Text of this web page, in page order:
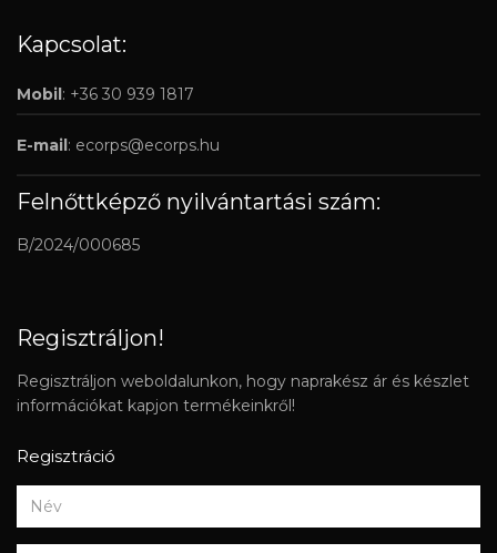
Kapcsolat:
Mobil: +36 30 939 1817
E-mail: ecorps@ecorps.hu
Felnőttképző nyilvántartási szám:
B/2024/000685
Regisztráljon!
Regisztráljon weboldalunkon, hogy naprakész ár és készlet
információkat kapjon termékeinkről!
Regisztráció